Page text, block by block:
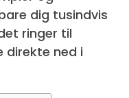
dig tusindvis
ringer til
direkte ned i